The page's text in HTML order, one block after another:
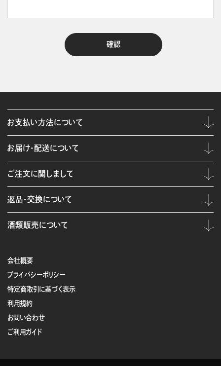
会社概要
プライバシーポリシー
特定商取引に基づく表示
利用規約
お問い合わせ
ご利用ガイド
お支払い方法について
お届け・配送について
ご注文に関しまして
返品・交換について
酒類販売について